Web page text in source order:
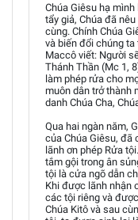
Chúa Giêsu hạ
tẩy giả, Chúa đã
cùng. Chính Chúa
và biến đổi chúng ta
Maccô viết: Người
Thánh Thần (Mc 1,
làm phép rửa cho
muôn dân trở thành
danh Chúa Cha,
Qua hai ngàn năm,
của Chúa Giêsu, đã
lãnh ơn phép Rửa
tắm gội trong ân
tội là cửa ngõ dẫn
Khi được lãnh nhận
các tội riêng và
Chúa Kitô và sau